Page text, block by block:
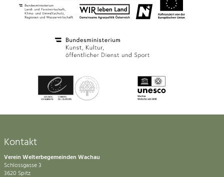
Kontakt
Verein Welterbegemeinden Wachau
Schlossgasse 3
3620 Spitz